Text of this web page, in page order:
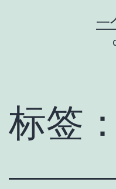
一
标签：